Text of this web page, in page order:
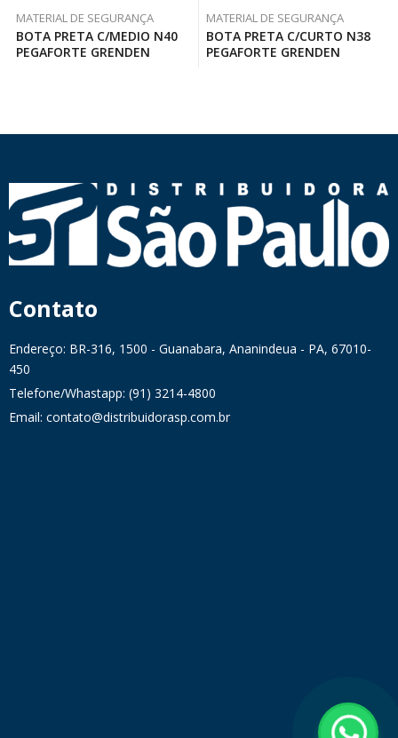
MATERIAL DE SEGURANÇA
BOTA PRETA C/MEDIO N40
PEGAFORTE GRENDEN
MATERIAL DE SEGURANÇA
BOTA PRETA C/CURTO N38
PEGAFORTE GRENDEN
Contato
Endereço: BR-316, 1500 - Guanabara, Ananindeua - PA, 67010-
450
Telefone/Whastapp: (91) 3214-4800
Email: contato@distribuidorasp.com.br